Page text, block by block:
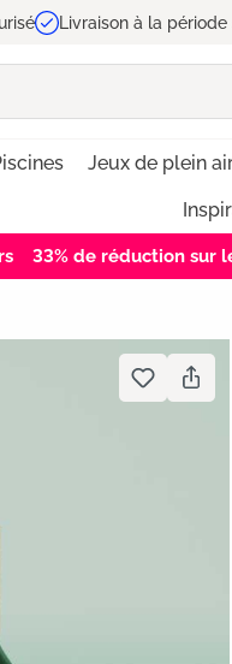
Livraison à la période
Jeux de plein
33% de réduction sur